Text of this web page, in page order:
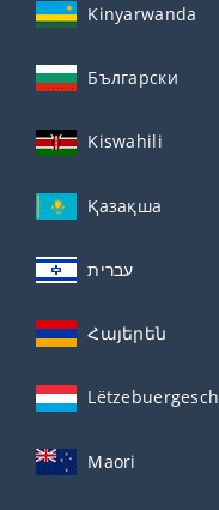
Kinyarwanda
Български
Kiswahili
Қазақша
עברית
Հայերեն
Lëtzebuergesch
Maori